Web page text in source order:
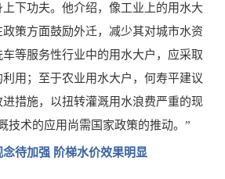
下功夫。他介绍，像工业上的用水大
策方面鼓励外迁，减少其对城市水资
等服务性行业中的用水大户，应采取
用；至于农业用水大户，何寿平建议
措施，以扭转灌溉用水浪费严重的现
技术的应用尚需国家政策的推动。”
待加强 阶梯水价效果明显